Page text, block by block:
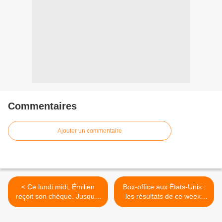
Commentaires
Ajouter un commentaire
< Ce lundi midi, Émilien
reçoit son chèque. Jusqu'à
plus de 7 millions de
Box-office aux États-Unis :
les résultats de ce week-
end. >